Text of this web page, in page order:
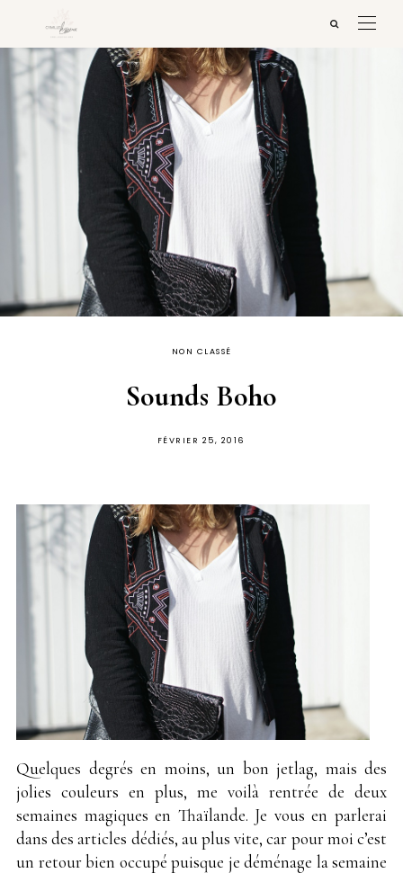
NON CLASSÉ
Sounds Boho
PUBLIÉ
FÉVRIER 25, 2016
Quelques degrés en moins, un bon jetlag, mais des
jolies couleurs en plus, me voilà rentrée de deux
semaines magiques en Thaïlande. Je vous en parlerai
dans des articles dédiés, au plus vite, car pour moi c’est
un retour bien occupé puisque je déménage la semaine